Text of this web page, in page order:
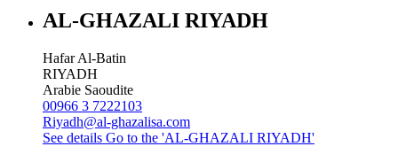
AL-GHAZALI RIYADH
Hafar Al-Batin
RIYADH
Arabie Saoudite
00966 3 7222103
Riyadh@al-ghazalisa.com
See details Go to the 'AL-GHAZALI RIYADH'